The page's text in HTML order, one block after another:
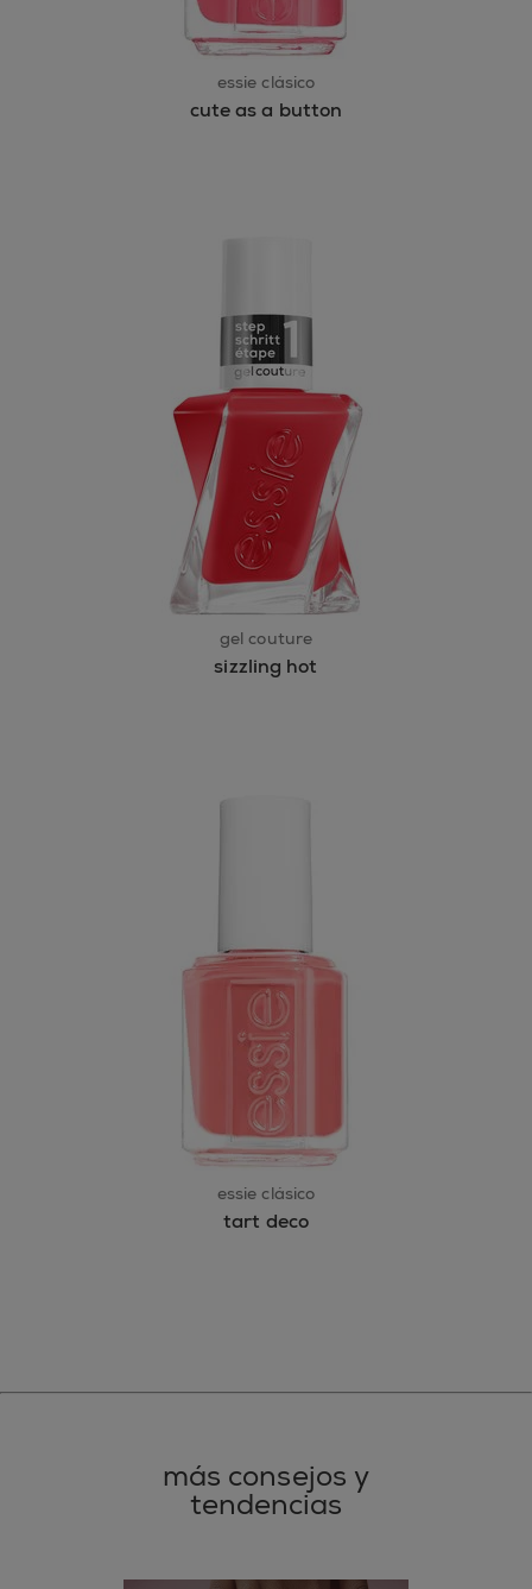
essie clásico
cute as a button
gel couture
sizzling hot
essie clásico
tart deco
más consejos y
tendencias